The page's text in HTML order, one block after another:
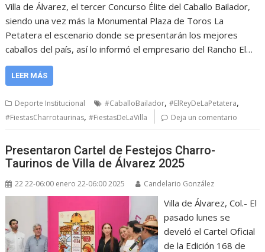
Villa de Álvarez, el tercer Concurso Élite del Caballo Bailador,
siendo una vez más la Monumental Plaza de Toros La
Petatera el escenario donde se presentarán los mejores
caballos del país, así lo informó el empresario del Rancho El…
LEER MÁS
Deporte Institucional #CaballoBailador,#ElReyDeLaPetatera,
#FiestasCharrotaurinas,#FiestasDeLaVilla Deja un comentario
Presentaron Cartel de Festejos Charro-
Taurinos de Villa de Álvarez 2025
22 22-06:00 enero 22-06:00 2025 Candelario González
Villa de Álvarez, Col.- El
pasado lunes se
develó el Cartel Oficial
de la Edición 168 de